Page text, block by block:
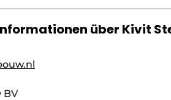
über Kivit
BV